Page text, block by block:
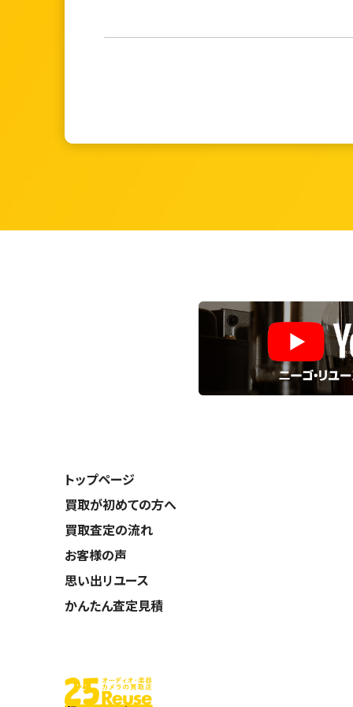
トップページ
買取が初めての方へ
買取査定の流れ
お客様の声
思い出リユース
かんたん査定見積